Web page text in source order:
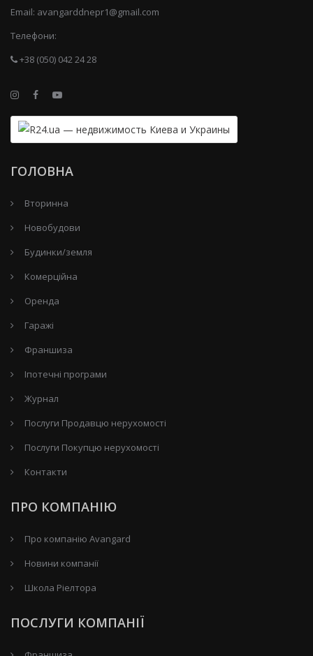
Email: avangarddnepr1@gmail.com
Телефони:
+38 (050) 042 24 28
ГОЛОВНА
Вторинна
Новобудови
Будинки/земля
Комерційна
Оренда
Гаражі
Франшиза
Іпотечні програми
Журнал
Послуги Продавцю нерухомості
Послуги Покупцю нерухомості
Контакти
ПРО КОМПАНІЮ
Про компанію Avangard
Новини компанії
Школа Ріелтора
ПОСЛУГИ КОМПАНІЇ